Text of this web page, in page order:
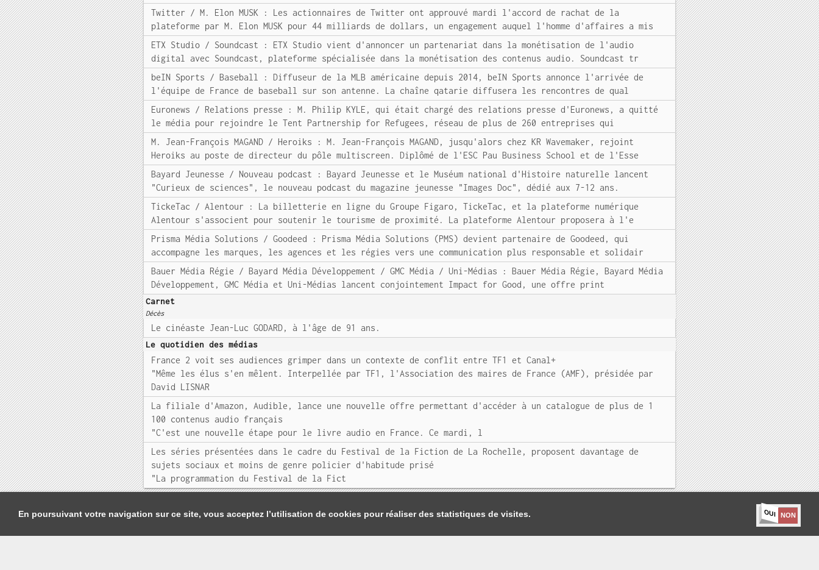
En poursuivant votre navigation sur ce site, vous acceptez l’utilisation de cookies pour réaliser des statistiques de visites. OUI NON
Twitter / M. Elon MUSK : Les actionnaires de Twitter ont approuvé mardi l'accord de rachat de la
plateforme par M. Elon MUSK pour 44 milliards de dollars, un engagement auquel l'homme d'affaires a mis
ETX Studio / Soundcast : ETX Studio vient d'annoncer un partenariat dans la monétisation de l'audio
digital avec Soundcast, plateforme spécialisée dans la monétisation des contenus audio. Soundcast tr
beIN Sports / Baseball : Diffuseur de la MLB américaine depuis 2014, beIN Sports annonce l'arrivée de
l'équipe de France de baseball sur son antenne. La chaîne qatarie diffusera les rencontres de qual
Euronews / Relations presse : M. Philip KYLE, qui était chargé des relations presse d'Euronews, a quitté
le média pour rejoindre le Tent Partnership for Refugees, réseau de plus de 260 entreprises qui
M. Jean-François MAGAND / Heroiks : M. Jean-François MAGAND, jusqu'alors chez KR Wavemaker, rejoint
Heroiks au poste de directeur du pôle multiscreen. Diplômé de l'ESC Pau Business School et de l'Esse
Bayard Jeunesse / Nouveau podcast : Bayard Jeunesse et le Muséum national d'Histoire naturelle lancent
"Curieux de sciences", le nouveau podcast du magazine jeunesse "Images Doc", dédié aux 7-12 ans.
TickeTac / Alentour : La billetterie en ligne du Groupe Figaro, TickeTac, et la plateforme numérique
Alentour s'associent pour soutenir le tourisme de proximité. La plateforme Alentour proposera à l'e
Prisma Média Solutions / Goodeed : Prisma Média Solutions (PMS) devient partenaire de Goodeed, qui
accompagne les marques, les agences et les régies vers une communication plus responsable et solidair
Bauer Média Régie / Bayard Média Développement / GMC Média / Uni-Médias : Bauer Média Régie, Bayard Média
Développement, GMC Média et Uni-Médias lancent conjointement Impact for Good, une offre print
Carnet
Décès
Le cinéaste Jean-Luc GODARD, à l'âge de 91 ans.
Le quotidien des médias
France 2 voit ses audiences grimper dans un contexte de conflit entre TF1 et Canal+
"Même les élus s'en mêlent. Interpellée par TF1, l'Association des maires de France (AMF), présidée par
David LISNAR
La filiale d'Amazon, Audible, lance une nouvelle offre permettant d'accéder à un catalogue de plus de 1
100 contenus audio français
"C'est une nouvelle étape pour le livre audio en France. Ce mardi, l
Les séries présentées dans le cadre du Festival de la Fiction de La Rochelle, proposent davantage de
sujets sociaux et moins de genre policier d'habitude prisé
"La programmation du Festival de la Fict